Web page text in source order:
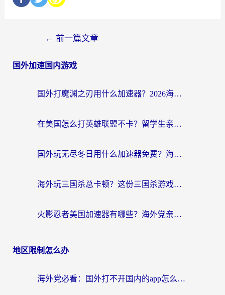
← 前一篇文章
国外加速国内游戏
国外打魔渊之刃用什么加速器？2026海外玩家国服游戏加速全攻略（附闪耀暖暖&复苏的魔女避坑指南）
在美国怎么打英雄联盟不卡？留学生亲测的国服游戏加速全攻略
国外玩无尽冬日用什么加速器免费？海外党国服游戏加速避坑指南
海外玩三国杀总卡顿？这份三国杀游戏加速器指南帮你告别延迟烦恼
火影忍者美国加速器有哪些？海外党亲测的国服游戏加速全攻略（含菲律宾玩三国之刃守望黎明技巧）
地区限制怎么办
海外党必看：国外打不开国内的app怎么办？3步解决你的乡愁